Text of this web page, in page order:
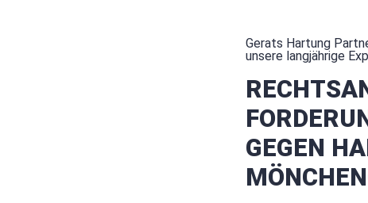
Gerats Hartung
unsere langjährige
GEGEN